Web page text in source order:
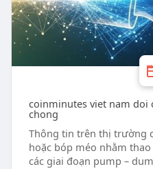
coinminutes viet nam doi
chong
Thông tin trên thị trường
hoặc bóp méo nhằm
các giai đoạn pump –